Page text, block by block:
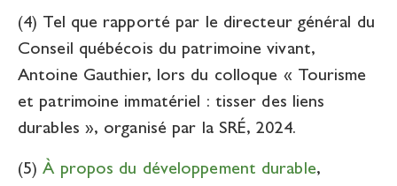
(4) Tel que rapporté par le directeur général du
Conseil québécois du patrimoine vivant,
Antoine Gauthier, lors du colloque « Tourisme
et patrimoine immatériel : tisser des liens
durables », organisé par la SRÉ, 2024.
(5)À propos du développement durable,